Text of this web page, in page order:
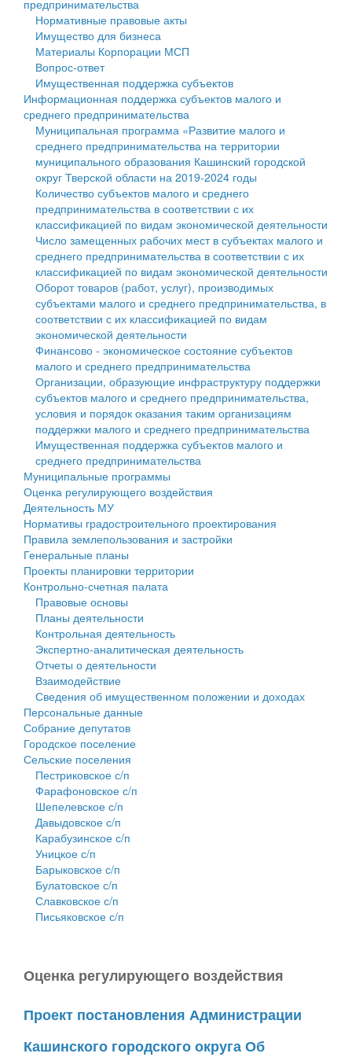
Государственные услуги
Промышленность и АПК
Экономика и бизнес
...
Символика
Устав
Гостям округа
Туризм
Культура
Образование
Здравоохранение
Социальная защита
Фотоальбом
муниципального округа Тверской области
Администрация Кашинского муниципального округа
Тверской области
Управление сельскими территориями
Открытые данные
Работа с обращениями граждан
Муниципальный контроль
Муниципальные услуги
Проекты административных регламентов
Антимонопольный комплаенс
Противодействие коррупции
Финансовое управление
Бюджет для граждан
Имущество
Выявление правообладателей ранее учтенных
объектов недвижимости
Имущественная поддержка субъектов малого и
среднего предпринимательства
Информационная поддержка субъектов малого и
среднего предпринимательства
Муниципальные программы
Контрольно-счетная палата
Персональные данные
Оценка регулирующего воздействия
Деятельность МУ
Нормативы градостроительного проектирования
Правила землепользования и застройки
Генеральные планы
Проекты планировки территории
Собрание депутатов
Городское поселение
Сельские поселения
предпринимательства
Нормативные правовые акты
Имущество для бизнеса
Материалы Корпорации МСП
Вопрос-ответ
Имущественная поддержка субъектов
Информационная поддержка субъектов малого и
среднего предпринимательства
Муниципальная программа «Развитие малого и
среднего предпринимательства на территории
муниципального образования Кашинский городской
округ Тверской области на 2019-2024 годы
Количество субъектов малого и среднего
предпринимательства в соответствии с их
классификацией по видам экономической деятельности
Число замещенных рабочих мест в субъектах малого и
среднего предпринимательства в соответствии с их
классификацией по видам экономической деятельности
Оборот товаров (работ, услуг), производимых
субъектами малого и среднего предпринимательства, в
соответствии с их классификацией по видам
экономической деятельности
Финансово - экономическое состояние субъектов
малого и среднего предпринимательства
Организации, образующие инфраструктуру поддержки
субъектов малого и среднего предпринимательства,
условия и порядок оказания таким организациям
поддержки малого и среднего предпринимательства
Имущественная поддержка субъектов малого и
среднего предпринимательства
Муниципальные программы
Оценка регулирующего воздействия
Деятельность МУ
Нормативы градостроительного проектирования
Правила землепользования и застройки
Генеральные планы
Проекты планировки территории
Контрольно-счетная палата
Правовые основы
Планы деятельности
Контрольная деятельность
Экспертно-аналитическая деятельность
Отчеты о деятельности
Взаимодействие
Сведения об имущественном положении и доходах
Персональные данные
Собрание депутатов
Городское поселение
Сельские поселения
Пестриковское с/п
Фарафоновское с/п
Шепелевское с/п
Давыдовское с/п
Карабузинское с/п
Уницкое с/п
Барыковское с/п
Булатовское с/п
Славковское с/п
Письяковское с/п
Оценка регулирующего воздействия
Проект постановления Администрации
Кашинского городского округа Об